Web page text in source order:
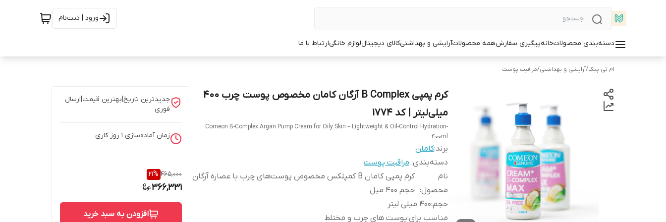
ورود | ثبت‌نام
دسته‌بندی محصولاتخانهپیگیری سفارشهمه محصولاتآرایشی و بهداشتیکالای دیجیتاللوازم خانگیارتباط با ما
ام تی پیک/آرایشی و بهداشتی/مراقبت پوست
کرم پمپی B Complex آرگان کامان مخصوص پوست چرب 400
میلی‌لیتر | کد 1774
Comeon B-Complex Argan Pump Cream for Oily Skin – Lightweight & Oil-Control Hydration-
400ml
برند:کامان
دسته‌بندی: مراقبت پوست
نام
محصول:
کرم پمپی کامان B کمپلکس مخصوص پوست‌های چرب با عصاره آرگان
حجم 400 میل
حجم:400 میلی لیتر
مناسب برای:پوست های چرب و مختلط
جدیدترین تاریخ|بهترین قیمت|ارسال
فوری
زمان آماده‌سازی 1 روز کاری
465,000
21%
366,331
افزودن به سبد خرید